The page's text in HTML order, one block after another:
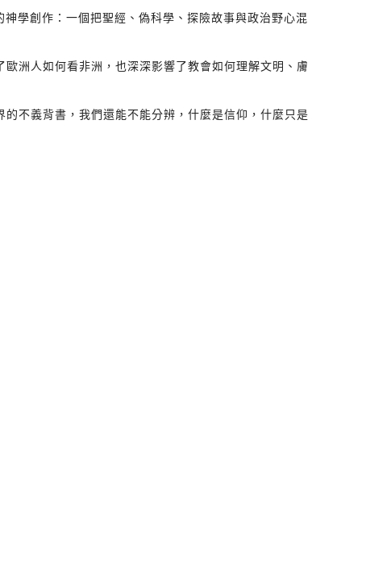
學創作：一個把聖經、偽科學、探險故事與政治野心混
洲人如何看非洲，也深深影響了教會如何理解文明、膚
不義背書，我們還能不能分辨，什麼是信仰，什麼只是